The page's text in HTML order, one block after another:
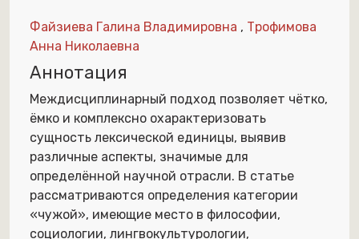
Файзиева Галина Владимировна , Трофимова
Анна Николаевна
Аннотация
Междисциплинарный подход позволяет чётко,
ёмко и комплексно охарактеризовать
сущность лексической единицы, выявив
различные аспекты, значимые для
определённой научной отрасли. В статье
рассматриваются определения категории
«чужой», имеющие место в философии,
социологии, лингвокультурологии,